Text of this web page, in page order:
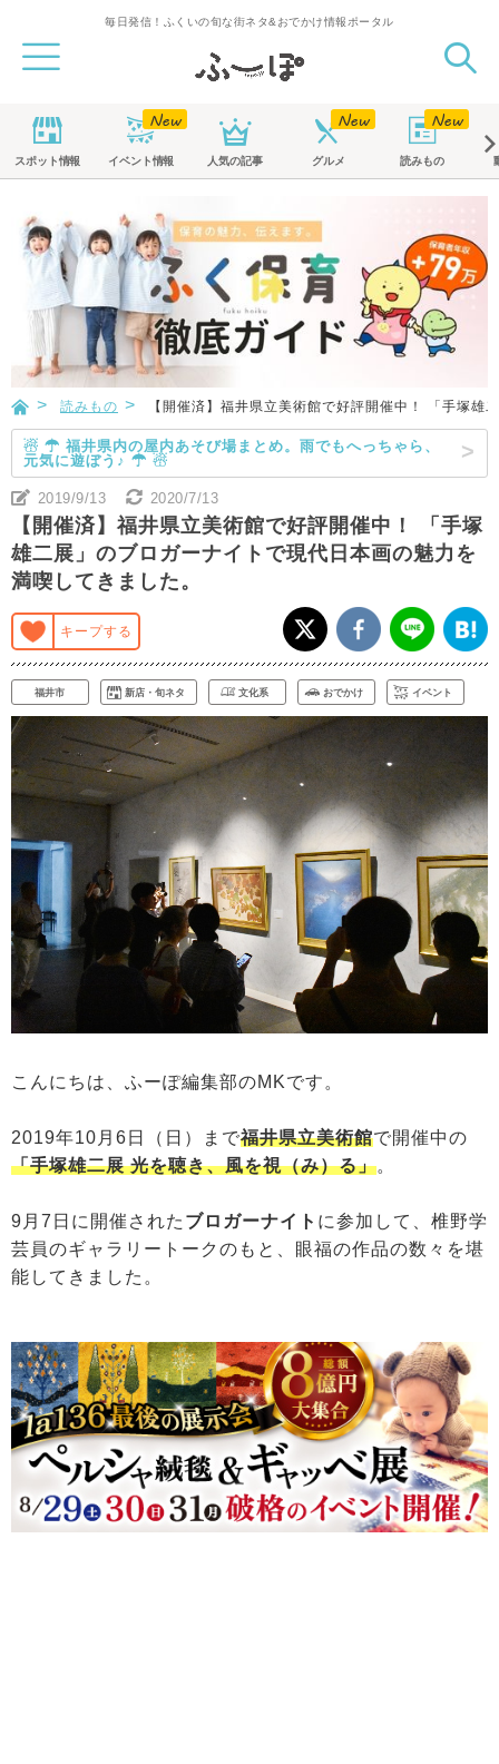
毎日発信！ふくいの旬な街ネタ&おでかけ情報ポータル
スポット情報 イベント情報 人気の記事 グルメ 読みもの
読みもの 【開催済】福井県立美術館で好評開催中！ 「手塚
☃ ☂ 福井県内の屋内あそび場まとめ。雨でもへっちゃら、
元気に遊ぼう♪ ☂ ☃
2019/9/13 2020/7/13
【開催済】福井県立美術館で好評開催中！ 「手塚
雄二展」のブロガーナイトで現代日本画の魅力を
満喫してきました。
キープする
福井市 新店・旬ネタ 文化系 おでかけ イベント
こんにちは、ふーぽ編集部のMKです。
2019年10月6日（日）まで福井県立美術館で開催中の
「手塚雄二展 光を聴き、風を視（み）る」。
9月7日に開催された ブロガーナイト に参加して、椎野学
芸員のギャラリートークのもと、眼福の作品の数々を堪
能してきました。